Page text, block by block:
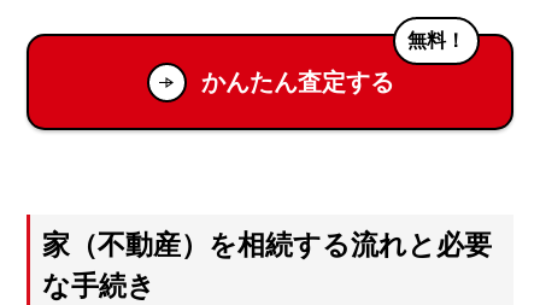
かんたん査定する
無料！
家（不動産）を相続する流れと必要
な手続き